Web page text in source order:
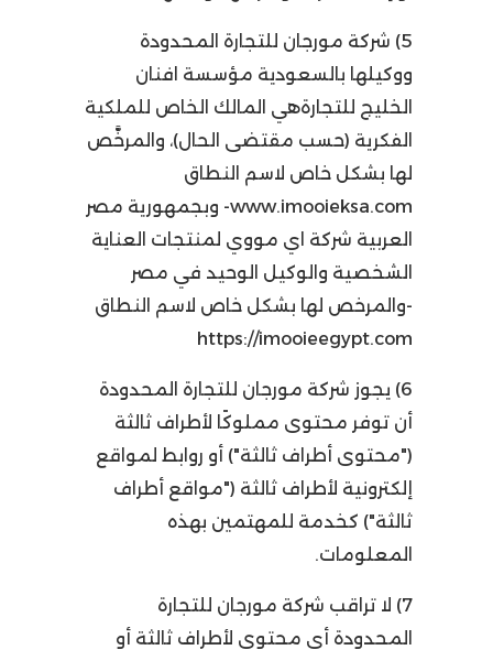
5) شركة مورجان للتجارة المحدودة
ووكيلها بالسعودية مؤسسة افنان
الخليج للتجارةهي المالك الخاص للملكية
الفكرية (حسب مقتضى الحال)، والمرخَّص
لها بشكل خاص لاسم النطاق
www.imooieksa.com- وبجمهورية مصر
العربية شركة اي مووي لمنتجات العناية
الشخصية والوكيل الوحيد في مصر
-والمرخص لها بشكل خاص لاسم النطاق
https://imooieegypt.com
6) يجوز شركة مورجان للتجارة المحدودة
أن توفر محتوى مملوكًا لأطراف ثالثة
("محتوى أطراف ثالثة") أو روابط لمواقع
إلكترونية لأطراف ثالثة ("مواقع أطراف
ثالثة") كخدمة للمهتمين بهذه
المعلومات.
7) لا تراقب شركة مورجان للتجارة
المحدودة أي محتوى لأطراف ثالثة أو